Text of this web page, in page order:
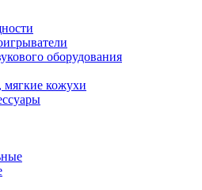
оборудования
мягкие кожухи